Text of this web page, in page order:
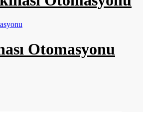
Otomasyonu